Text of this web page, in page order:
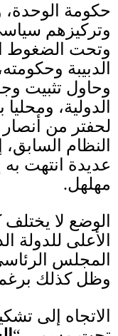
حكومة الوحدة،
وتركيزهم
وتحت الضغوط
لدبيبة
وحاول تثبيت
الدولية،
لحفتر من أنصار
النظام السابق
عديدة انتهت
مهلهل.
الوضع لا
الأعلى للدولة
المجلس
وظل كذلك برغم
الاتجاه إلى